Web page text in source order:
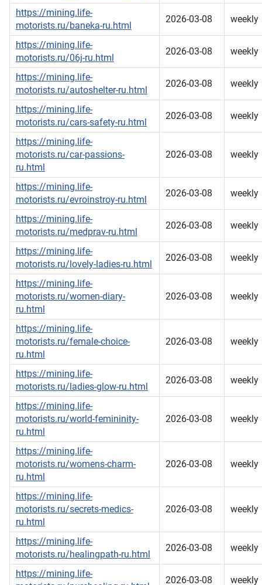
https://mining.life-
motorists.ru/baneka-ru.html
2026-03-08 weekly
https://mining.life-
motorists.ru/06j-ru.html
2026-03-08 weekly
https://mining.life-
motorists.ru/autoshelter-ru.html
2026-03-08 weekly
https://mining.life-
motorists.ru/cars-safety-ru.html
2026-03-08 weekly
https://mining.life-
motorists.ru/car-passions-
ru.html
2026-03-08 weekly
https://mining.life-
motorists.ru/evroinstroy-ru.html
2026-03-08 weekly
https://mining.life-
motorists.ru/medprav-ru.html
2026-03-08 weekly
https://mining.life-
motorists.ru/lovely-ladies-ru.html
2026-03-08 weekly
https://mining.life-
motorists.ru/women-diary-
ru.html
2026-03-08 weekly
https://mining.life-
motorists.ru/female-choice-
ru.html
2026-03-08 weekly
https://mining.life-
motorists.ru/ladies-glow-ru.html
2026-03-08 weekly
https://mining.life-
motorists.ru/world-femininity-
ru.html
2026-03-08 weekly
https://mining.life-
motorists.ru/womens-charm-
ru.html
2026-03-08 weekly
https://mining.life-
motorists.ru/secrets-medics-
ru.html
2026-03-08 weekly
https://mining.life-
motorists.ru/healingpath-ru.html
2026-03-08 weekly
https://mining.life-
2026-03-08 weekly